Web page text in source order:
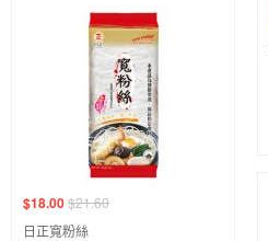
$18.00$21.60
日正寬粉絲